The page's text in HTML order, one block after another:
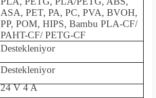
ASA, PET, PA, PC, PVA, BVOH,
PP, POM, HIPS, Bambu PLA-CF/
PAHT-CF/ PETG-CF
Destekleniyor
Destekleniyor
24 V 4 A